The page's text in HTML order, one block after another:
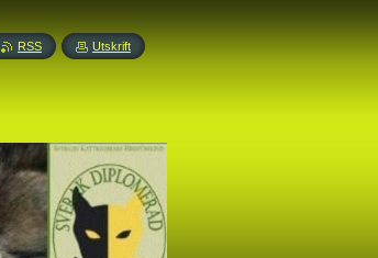
RSS Utskrift